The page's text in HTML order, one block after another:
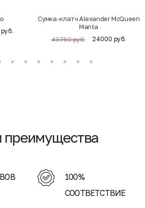
Cумка-клатч Alexander McQueen
Manta
43760 руб. 24000 руб.
100%
СООТВЕТСТВИЕ